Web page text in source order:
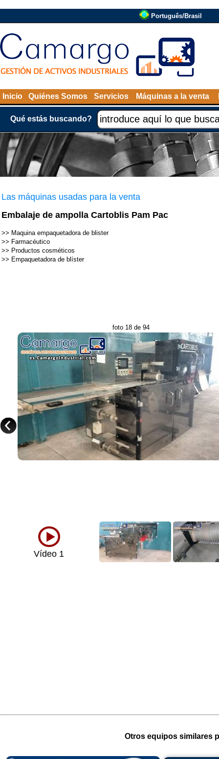
Português/Brasil
Inicio Quiénes Somos Servicios Máquinas a la venta
Qué estás buscando?
Las máquinas usadas para la venta
Embalaje de ampolla Cartoblis Pam Pac
>> Maquina empaquetadora de blister
>> Farmacéutico
>> Productos cosméticos
>> Empaquetadora de blíster
foto 18 de 94
Vídeo 1
Otros equipos similares